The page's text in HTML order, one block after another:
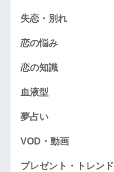
失恋・別れ
恋の悩み
恋の知識
血液型
夢占い
VOD・動画
プレゼント・トレンド